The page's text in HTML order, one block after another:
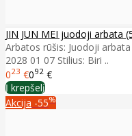
JIN JUN MEI juodoji arbata
Arbatos rūšis: Juodoji
2028 01 07 Stilius: Biri ..
023 €092 €
Į krepšelį
Akcija -55%